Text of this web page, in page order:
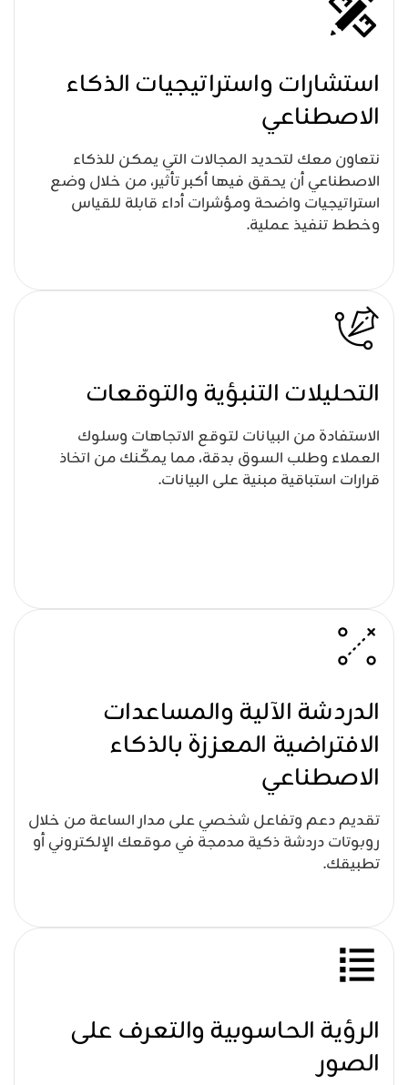
استشارات واستراتيجيات الذكاء
الاصطناعي
نتعاون معك لتحديد المجالات التي يمكن للذكاء
الاصطناعي أن يحقق فيها أكبر تأثير، من خلال وضع
استراتيجيات واضحة ومؤشرات أداء قابلة للقياس
وخطط تنفيذ عملية.
التحليلات التنبؤية والتوقعات
الاستفادة من البيانات لتوقع الاتجاهات وسلوك
العملاء وطلب السوق بدقة، مما يمكّنك من اتخاذ
قرارات استباقية مبنية على البيانات.
الدردشة الآلية والمساعدات
الافتراضية المعززة بالذكاء
الاصطناعي
تقديم دعم وتفاعل شخصي على مدار الساعة من خلال
روبوتات دردشة ذكية مدمجة في موقعك الإلكتروني أو
تطبيقك.
الرؤية الحاسوبية والتعرف على
الصور